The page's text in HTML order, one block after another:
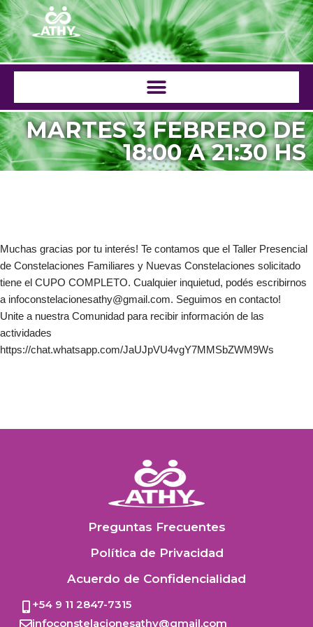
Saltar
al
contenido
MARTES 3 FEBRERO DE
18:00 A 21:30 HS
Muchas gracias por tu interés! Te contamos que el Taller Presencial
de Constelaciones Familiares y Nuevas Constelaciones solicitado
tiene el CUPO COMPLETO. Cualquier inquietud, podés escribirnos
a infoconstelacionesathy@gmail.com. Seguimos en contacto!
Unite a nuestra Comunidad para recibir información de las
actividades
https://chat.whatsapp.com/JaUJpVU4vgY7MMSbZWM9Ws
Preguntas Frecuentes
Política de Privacidad
Acuerdo de Confidencialidad
+54 9 11 2847-7315
infoconstelacionesathy@gmail.com